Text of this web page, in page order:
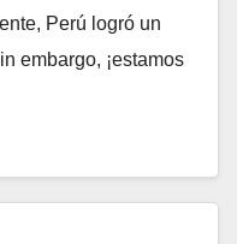
Perú logró un
embargo, ¡estamos